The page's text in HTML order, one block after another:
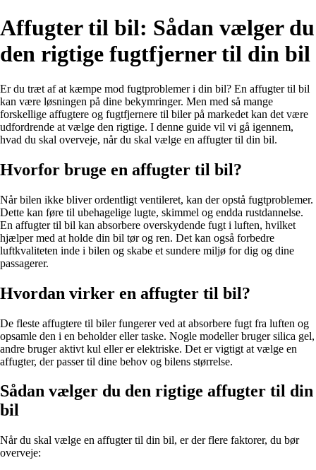
Affugter til bil: Sådan vælger du
den rigtige fugtfjerner til din bil
Er du træt af at kæmpe mod fugtproblemer i din bil? En affugter til bil
kan være løsningen på dine bekymringer. Men med så mange
forskellige affugtere og fugtfjernere til biler på markedet kan det være
udfordrende at vælge den rigtige. I denne guide vil vi gå igennem,
hvad du skal overveje, når du skal vælge en affugter til din bil.
Hvorfor bruge en affugter til bil?
Når bilen ikke bliver ordentligt ventileret, kan der opstå fugtproblemer.
Dette kan føre til ubehagelige lugte, skimmel og endda rustdannelse.
En affugter til bil kan absorbere overskydende fugt i luften, hvilket
hjælper med at holde din bil tør og ren. Det kan også forbedre
luftkvaliteten inde i bilen og skabe et sundere miljø for dig og dine
passagerer.
Hvordan virker en affugter til bil?
De fleste affugtere til biler fungerer ved at absorbere fugt fra luften og
opsamle den i en beholder eller taske. Nogle modeller bruger silica gel,
andre bruger aktivt kul eller er elektriske. Det er vigtigt at vælge en
affugter, der passer til dine behov og bilens størrelse.
Sådan vælger du den rigtige affugter til din
bil
Når du skal vælge en affugter til din bil, er der flere faktorer, du bør
overveje: